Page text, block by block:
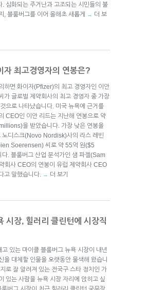
. 심화되는 주거난과 고조되는 시민들의 불
, 블룸버그를 이어 올해초 새롭게
→ 더 보
자 최고경영자의 연봉은?
하면 화이자(Pfizer)의 최고 경영자인 이안
가 글로벌 제약회사의 최고 경영자 중 가장
으로 나타났습니다. 미국 뉴욕에 근거를
CEO인 이안 리드는 지난해 연봉으로 약
을 받았습니다. 가장 낮은 연봉을
노디스크(Novo Nordisk)사의 라스 레빈
Soerensen) 씨로 약 55억 원($5
. 블룸버그 산업 분석가인 샘 파젤(Sam
회사 CEO의 연봉이 유럽 제약회사 CEO
고 말했습니다.
→ 더 보기
시장, 힐러리 클린턴에 시장직
있는 마이클 블룸버그 뉴욕 시장이 내년
을 대체할 인물을 오랫동안 물색해 왔습니
로 잘 알려져 있는 전국구 스타 정치인 가
있는 사람을 뉴욕 시장 자리에 앉히고 싶